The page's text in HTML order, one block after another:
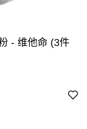
- 维他命 (3件